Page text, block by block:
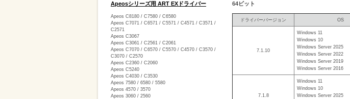
削
減
を
支
援
Apeosシリーズ用 ART EXドライバー
Apeos C8180 / C7580 / C6580
Apeos C7071 / C6571 / C5571 / C4571 / C3571 /
C2571
Apeos C3067
Apeos C3061 / C2561 / C2061
Apeos C7070 / C6570 / C5570 / C4570 / C3570 /
C3070 / C2570
Apeos C2360 / C2060
Apeos C5240
Apeos C4030 / C3530
Apeos 7580 / 6580 / 5580
Apeos 4570 / 3570
Apeos 3060 / 2560
64ビット
ドライバーバージョン OS
7.1.10
Windows 11
Windows 10
Windows Server 2025
Windows Server 2022
Windows Server 2019
Windows Server 2016
7.1.8
Windows 11
Windows 10
Windows Server 2025